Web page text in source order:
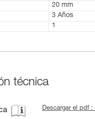
20 mm
3 Años
1
técnica
Descargar el pdf :